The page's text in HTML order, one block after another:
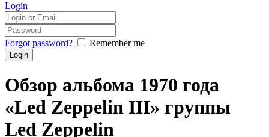
Login
Forgot password? Remember me
Обзор альбома 1970 года
«Led Zeppelin III» группы
Led Zeppelin